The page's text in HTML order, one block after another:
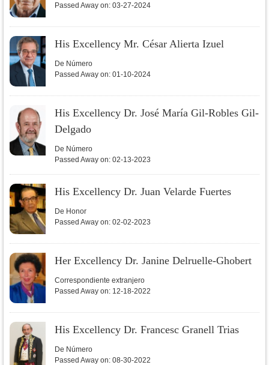
Passed Away on: 03-27-2024
His Excellency Mr. César Alierta Izuel
De Número
Passed Away on: 01-10-2024
His Excellency Dr. José María Gil-Robles Gil-
Delgado
De Número
Passed Away on: 02-13-2023
His Excellency Dr. Juan Velarde Fuertes
De Honor
Passed Away on: 02-02-2023
Her Excellency Dr. Janine Delruelle-Ghobert
Correspondiente extranjero
Passed Away on: 12-18-2022
His Excellency Dr. Francesc Granell Trias
De Número
Passed Away on: 08-30-2022